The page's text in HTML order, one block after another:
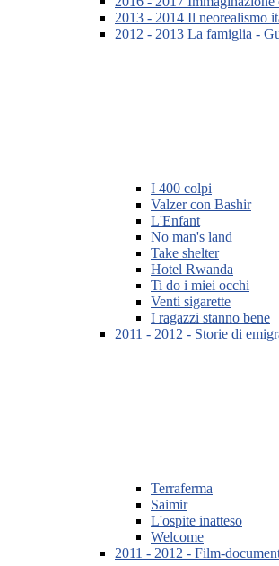
2013 - 2014 Il neorealismo
2012 - 2013 La famiglia -
I 400 colpi
Valzer con Bashir
L'Enfant
No man's land
Take shelter
Hotel Rwanda
Ti do i miei occhi
Venti sigarette
I ragazzi stanno bene
2011 - 2012 - Storie di
Terraferma
Saimir
L'ospite inatteso
Welcome
2011 - 2012 - Film-